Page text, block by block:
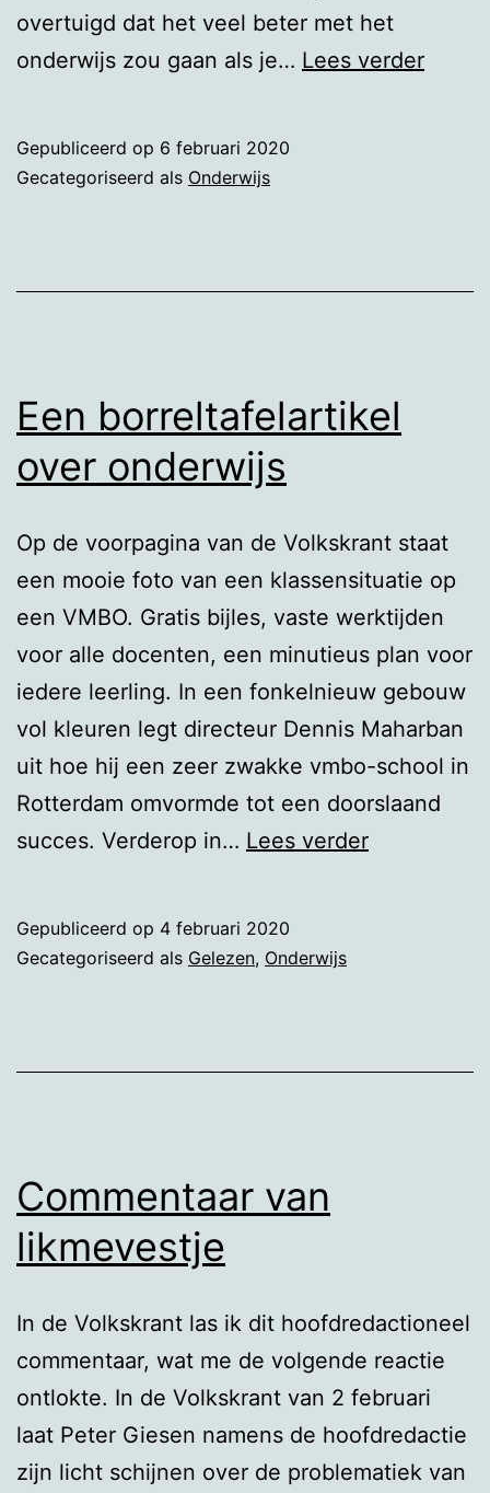
overtuigd dat het veel beter met het
onderwijs zou gaan als je… Lees verder
Gepubliceerd op 6 februari 2020
Gecategoriseerd als Onderwijs
Een borreltafelartikel
over onderwijs
Op de voorpagina van de Volkskrant staat
een mooie foto van een klassensituatie op
een VMBO. Gratis bijles, vaste werktijden
voor alle docenten, een minutieus plan voor
iedere leerling. In een fonkelnieuw gebouw
vol kleuren legt directeur Dennis Maharban
uit hoe hij een zeer zwakke vmbo-school in
Rotterdam omvormde tot een doorslaand
succes. Verderop in… Lees verderEen
Gepubliceerd op 4 februari 2020
Gecategoriseerd als Gelezen, Onderwijs
Commentaar van
likmevestje
In de Volkskrant las ik dit hoofdredactioneel
commentaar, wat me de volgende reactie
ontlokte. In de Volkskrant van 2 februari
laat Peter Giesen namens de hoofdredactie
zijn licht schijnen over de problematiek van